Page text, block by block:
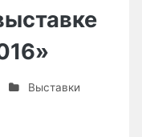
Выставки